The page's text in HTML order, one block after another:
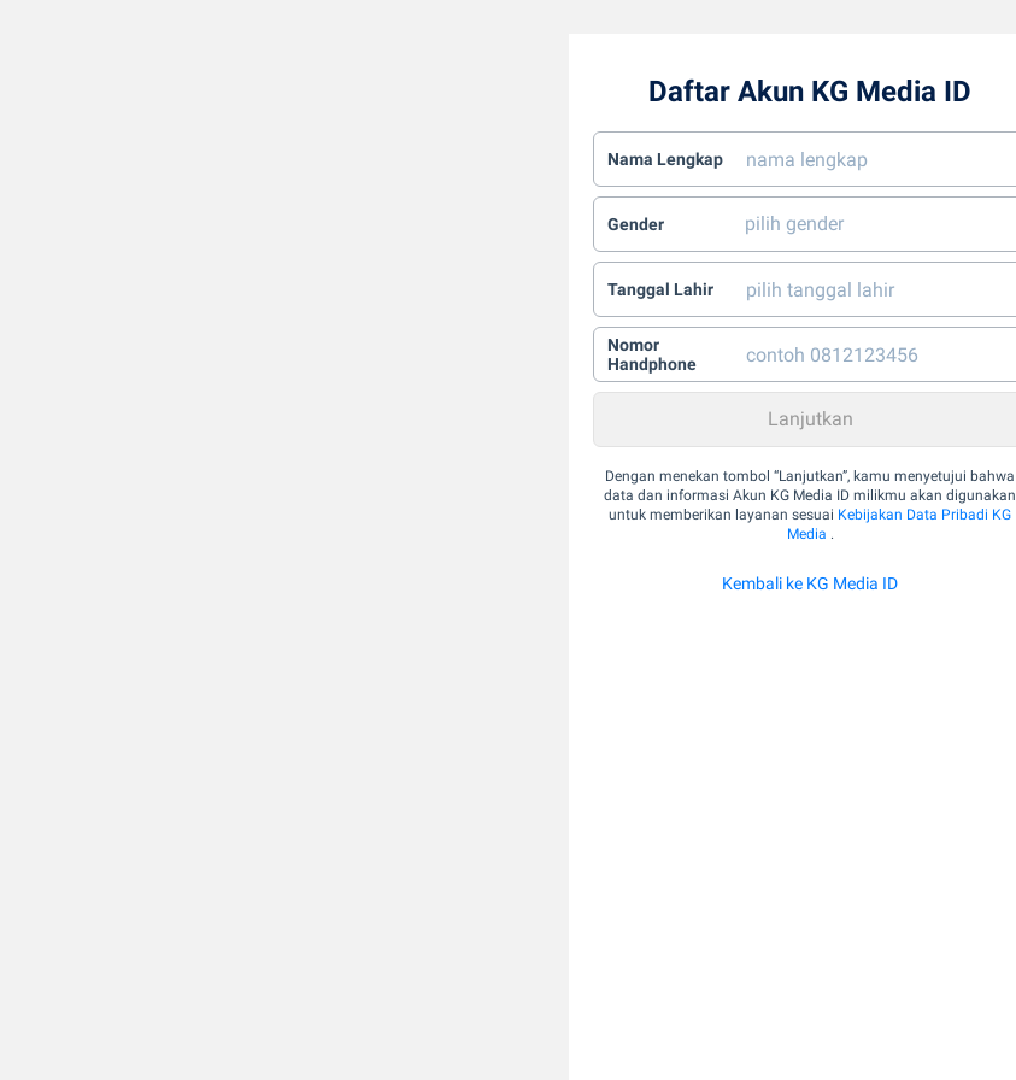
Daftar Akun KG Media ID
Nama Lengkap
Gender
Tanggal Lahir
Nomor
Handphone
Dengan menekan tombol “Lanjutkan”, kamu menyetujui bahwa
data dan informasi Akun KG Media ID milikmu akan digunakan
untuk memberikan layanan sesuai Kebijakan Data Pribadi KG
Media .
Kembali ke KG Media ID